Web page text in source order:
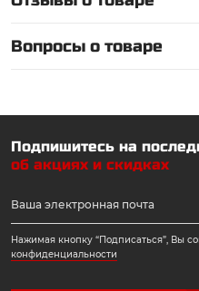
Вопросы о товаре
Подпишитесь на
об акциях и скидках
Нажимая кнопку “Подписаться”, Вы
конфиденциальности